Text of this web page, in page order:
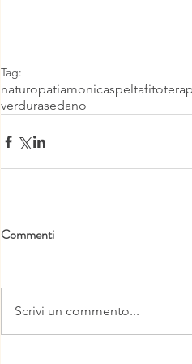
Tag:
naturopatiamonicaspelta
verdurasedano
Commenti
Scrivi un commento...